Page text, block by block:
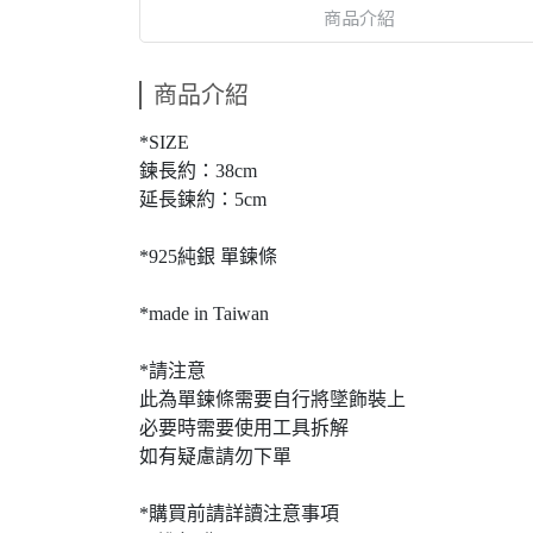
商品介紹
商品介紹
*SIZE
鍊長約：38cm
延長鍊約：5cm
*925純銀 單鍊條
*made in Taiwan
*請注意
此為單鍊條需要自行將墜飾裝上
必要時需要使用工具拆解
如有疑慮請勿下單
*購買前請詳讀注意事項